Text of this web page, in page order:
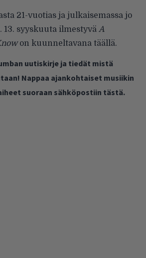
21-vuotias ja julkaisemassa jo
13. syyskuuta ilmestyvä A
on kuunneltavana täällä.
uutiskirje ja tiedät mistä
Nappaa ajankohtaiset musiikin
suoraan sähköpostiin tästä.